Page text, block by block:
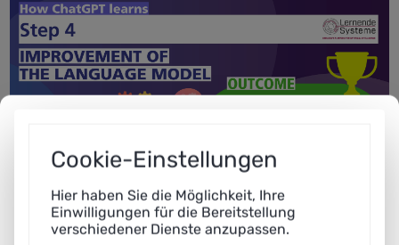
Cookie-Einstellungen
Hier haben Sie die Möglichkeit, Ihre
Einwilligungen für die Bereitstellung
verschiedener Dienste anzupassen.